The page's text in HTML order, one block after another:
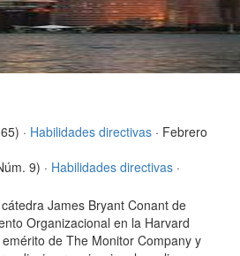
· Habilidades directivas · Febrero
9) · Habilidades directivas ·
James Bryant Conant de
Organizacional en la Harvard
de The Monitor Company y